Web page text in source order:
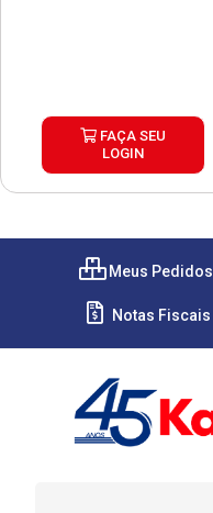
FAÇA SEU
LOGIN
Meus Pedidos
Notas Fiscais